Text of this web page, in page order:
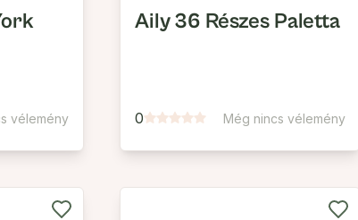
vélemény
Aily 36 Részes Paletta
0 Még nincs vélemény